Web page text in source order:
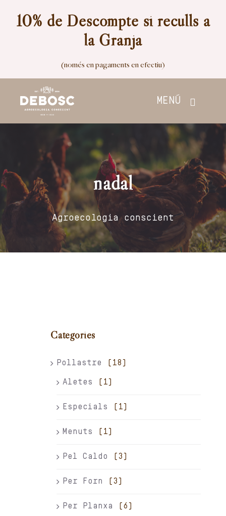
10% de Descompte si reculls a
la Granja
(només en pagaments en efectiu)
MENÚ
Nosaltres
Carret
nadal
Agroecologia conscient
Categories
Pollastre (18)
Aletes (1)
Especials (1)
Menuts (1)
Pel Caldo (3)
Per Forn (3)
Per Planxa (6)